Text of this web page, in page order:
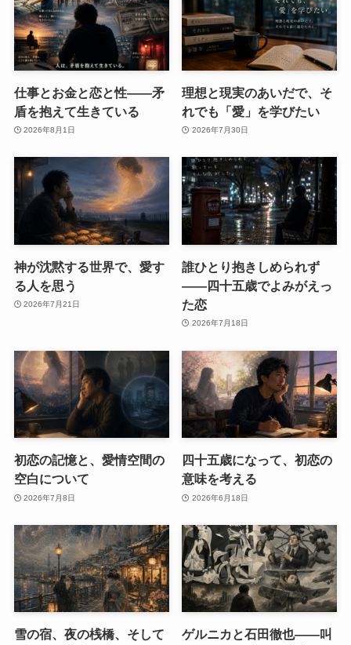
仕事とお金と恋と性——矛
盾を抱えて生きている
2026年8月1日
理想と現実のあいだで、そ
れでも「愛」を学びたい
2026年7月30日
神が沈黙する世界で、愛す
る人を思う
2026年7月21日
誰ひとり抱きしめられず
――四十五歳でよみがえっ
た恋
2026年7月18日
初恋の記憶と、愛情空間の
空白について
2026年7月8日
四十五歳になって、初恋の
意味を考える
2026年6月18日
雪の宿、夜の桟橋、そして
ゲルニカと石田徹也――叫